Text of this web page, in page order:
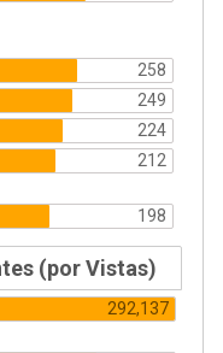
258
249
224
212
198
(por Vistas)
292,137